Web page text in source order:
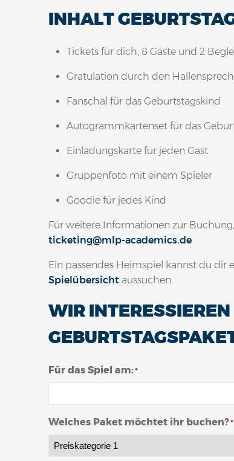
INHALT
Tickets für dich, 8 Gäste und 2
Gratulation durch den
Fanschal für das Geburtstagskind
Autogrammkartenset für das
Einladungskarte für jeden Gast
Gruppenfoto mit einem Spieler
Goodie für jedes Kind
Für weitere Informationen zur
ticketing@mlp-academics.de
Ein passendes Heimspiel kannst du dir
Spielübersicht aussuchen.
WIR
Für das Spiel am:*
Welches Paket möchtet ihr buchen?*